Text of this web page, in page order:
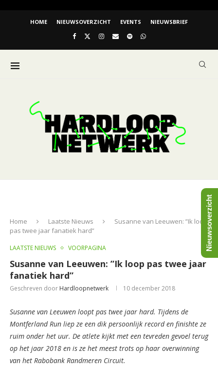
HOME NIEUWSOVERZICHT EVENTS NIEUWSBRIEF
Home Laatste Nieuws
Susanne van Leeuwen: ”Ik loop
pas twee jaar fanatiek hard”
LAATSTE NIEUWS VOORPAGINA
Susanne van Leeuwen: ”Ik loop pas twee jaar
fanatiek hard”
Geschreven door Hardloopnetwerk 10 december 2018
Susanne van Leeuwen loopt pas twee jaar hard. Tijdens de
Montferland Run liep ze een dik persoonlijk record en finishte ze
ruim onder het uur. De atlete kijkt met een tevreden gevoel terug
op het jaar 2018 en is ze het meest trots op haar overwinning
van het Rabobank Randmeren Circuit.
Nieuwsoverzicht